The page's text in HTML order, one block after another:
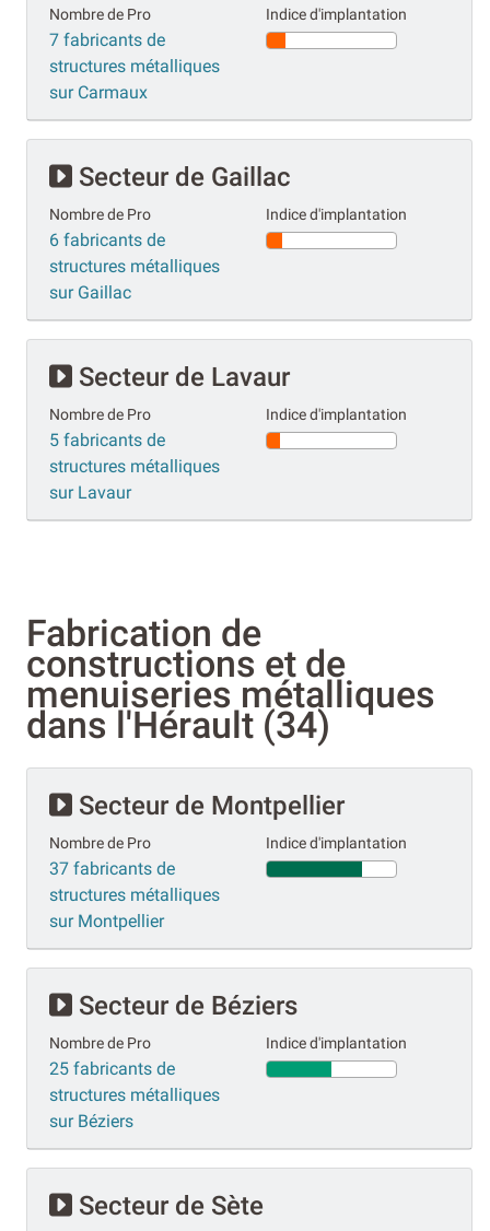
Nombre de Pro
7 fabricants de
structures métalliques
sur Carmaux
Indice d'implantation
Secteur de Gaillac
Nombre de Pro
6 fabricants de
structures métalliques
sur Gaillac
Indice d'implantation
Secteur de Lavaur
Nombre de Pro
5 fabricants de
structures métalliques
sur Lavaur
Indice d'implantation
Fabrication de
constructions et de
menuiseries métalliques
dans l'Hérault (34)
Secteur de Montpellier
Nombre de Pro
37 fabricants de
structures métalliques
sur Montpellier
Indice d'implantation
Secteur de Béziers
Nombre de Pro
25 fabricants de
structures métalliques
sur Béziers
Indice d'implantation
Secteur de Sète